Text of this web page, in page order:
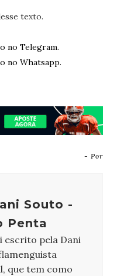
texto.
no Telegram.
no Whatsapp.
- Por
Souto -
Penta
escrito pela Dani
que tem como